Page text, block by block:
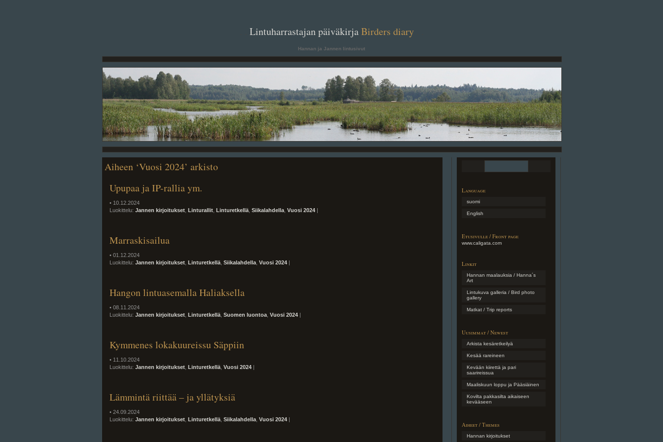
Lintuharrastajan päiväkirjaBirders diary. .
Hannan ja Jannen lintusivut
Aiheen ‘Vuosi 2024’ arkisto
Upupaa ja IP-rallia ym.
• 10.12.2024
Luokittelu: Jannen kirjoitukset Linturallit Linturetkellä Siikalahdella Vuosi 2024 |
Marraskisailua
• 01.12.2024
Luokittelu: Jannen kirjoitukset Linturetkellä Siikalahdella Vuosi 2024 |
Hangon lintuasemalla Haliaksella
• 08.11.2024
Luokittelu: Jannen kirjoitukset Linturetkellä Suomen luontoa Vuosi 2024 |
Kymmenes lokakuureissu Säppiin
• 11.10.2024
Luokittelu: Jannen kirjoitukset Linturetkellä Vuosi 2024 |
Lämmintä riittää – ja yllätyksiä
• 24.09.2024
Luokittelu: Jannen kirjoitukset Linturetkellä Siikalahdella Vuosi 2024 |
Language
suomi
English
Etusivulle / Front page
www.caligata.com
Linkit
Hannan maalauksia / Hanna´s
Art
Lintukuva galleria / Bird photo
gallery
Matkat / Trip reports
Uusimmat / Newest
Arkista kesäretkeilyä
Kesää rareineen
Kevään kiirettä ja pari
saarireissua
Maaliskuun loppu ja Pääsiäinen
Kovilta pakkasilta aikaiseen
kevääseen
Aiheet / Themes
Hannan kirjoitukset